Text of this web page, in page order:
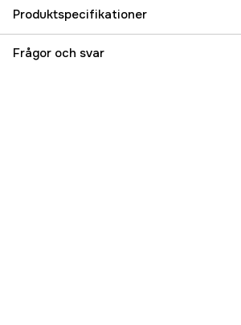
Produktspecifikationer
Referensnummer
Frågor och svar